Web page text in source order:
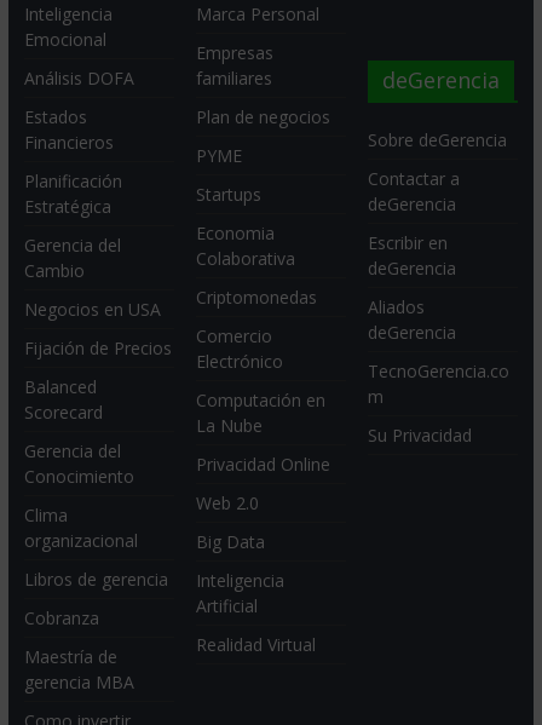
Inteligencia
Emocional
Análisis DOFA
Estados
Financieros
Planificación
Estratégica
Gerencia del
Cambio
Negocios en USA
Fijación de Precios
Balanced
Scorecard
Gerencia del
Conocimiento
Clima
organizacional
Libros de gerencia
Cobranza
Maestría de
gerencia MBA
Marca Personal
Empresas
familiares
Plan de negocios
PYME
Startups
Economia
Colaborativa
Criptomonedas
Comercio
Electrónico
Computación en
La Nube
Privacidad Online
Web 2.0
Big Data
Inteligencia
Artificial
Realidad Virtual
deGerencia
Sobre deGerencia
Contactar a
deGerencia
Escribir en
deGerencia
Aliados
deGerencia
TecnoGerencia.co
m
Su Privacidad